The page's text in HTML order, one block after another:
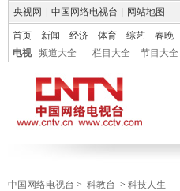
央视网 中国网络电视台 网站地图
首页 新闻 经济 体育 综艺 春晚
电视
频道大全 栏目大全 节目大全
中国网络电视台 > 科教台 > 科技人生